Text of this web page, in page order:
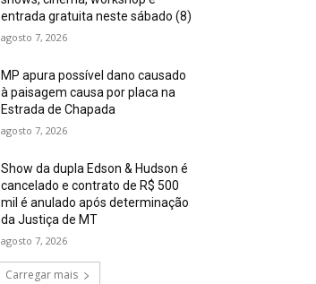
entrada gratuita neste sábado (8)
agosto 7, 2026
MP apura possível dano causado
à paisagem causa por placa na
Estrada de Chapada
agosto 7, 2026
Show da dupla Edson & Hudson é
cancelado e contrato de R$ 500
mil é anulado após determinação
da Justiça de MT
agosto 7, 2026
Carregar mais